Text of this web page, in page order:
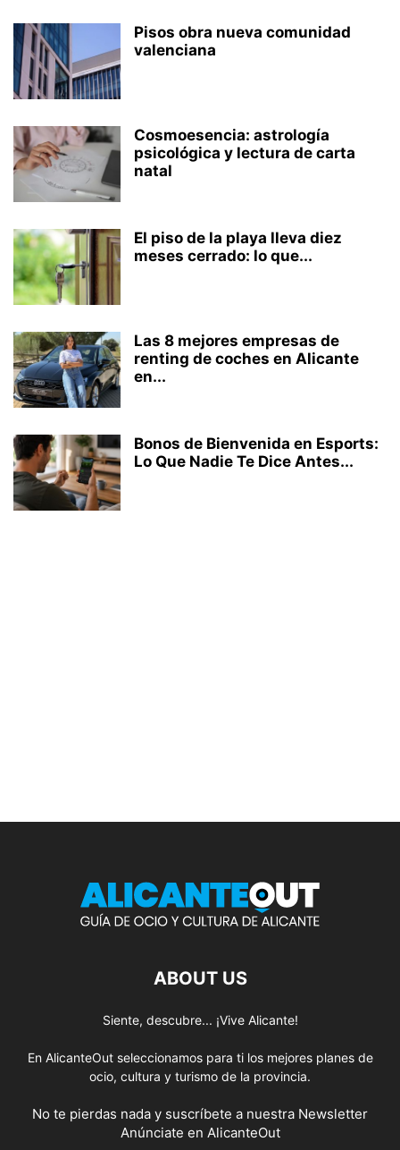
Pisos obra nueva comunidad
valenciana
Cosmoesencia: astrología
psicológica y lectura de carta
natal
El piso de la playa lleva diez
meses cerrado: lo que...
Las 8 mejores empresas de
renting de coches en Alicante
en...
Bonos de Bienvenida en Esports:
Lo Que Nadie Te Dice Antes...
ABOUT US
Siente, descubre... ¡Vive Alicante!
En AlicanteOut seleccionamos para ti los mejores planes de
ocio, cultura y turismo de la provincia.
No te pierdas nada y suscríbete a nuestra Newsletter
Anúnciate en AlicanteOut